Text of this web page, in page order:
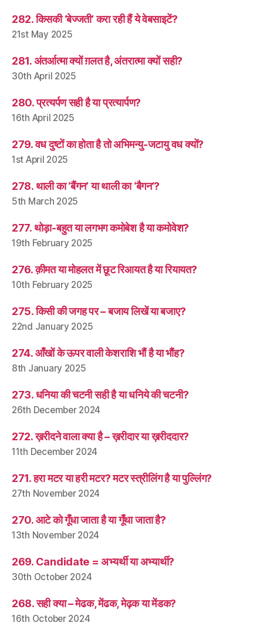
282. किसकी ‘बेज्जती’ करा रही हैं ये वेबसाइटें?
21st May 2025
281. अंतर्आत्मा क्यों ग़लत है, अंतरात्मा क्यों सही?
30th April 2025
280. प्रत्यर्पण सही है या प्रत्यार्पण?
16th April 2025
279. वध दुष्टों का होता है तो अभिमन्यु-जटायु वध क्यों?
1st April 2025
278. थाली का ‘बैंगन’ या थाली का ‘बैगन’?
5th March 2025
277. थोड़ा-बहुत या लगभग कमोबेश है या कमोवेश?
19th February 2025
276. क़ीमत या मोहलत में छूट रिआयत है या रियायत?
10th February 2025
275. किसी की जगह पर – बजाय लिखें या बजाए?
22nd January 2025
274. आँखों के ऊपर वाली केशराशि भौं है या भौंह?
8th January 2025
273. धनिया की चटनी सही है या धनिये की चटनी?
26th December 2024
272. ख़रीदने वाला क्या है – ख़रीदार या ख़रीददार?
11th December 2024
271. हरा मटर या हरी मटर? मटर स्त्रीलिंग है या पुल्लिंग?
27th November 2024
270. आटे को गूँधा जाता है या गूँथा जाता है?
13th November 2024
269. Candidate = अभ्यर्थी या अभ्यार्थी?
30th October 2024
268. सही क्या – मेढक, मेंढक, मेढ़क या मेंडक?
16th October 2024